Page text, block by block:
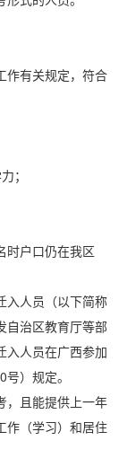
作有关规定，符合
；
时户口仍在我区
入人员（以下简称
自治区教育厅等部
入人员在广西参加
）规定。
，且能提供上一年
作（学习）和居住